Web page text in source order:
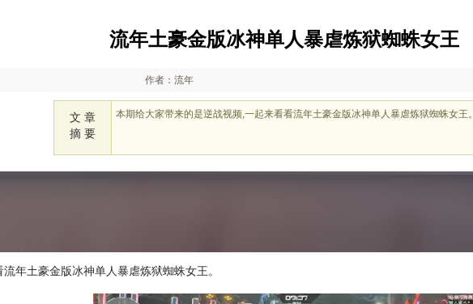
流年土豪金版冰神单人暴虐炼狱蜘蛛女王
作者：流年
文 章
摘 要
本期给大家带来的是逆战视频,一起来看看流年土豪金版冰神单人暴虐炼狱蜘蛛女王。
年土豪金版冰神单人暴虐炼狱蜘蛛女王。